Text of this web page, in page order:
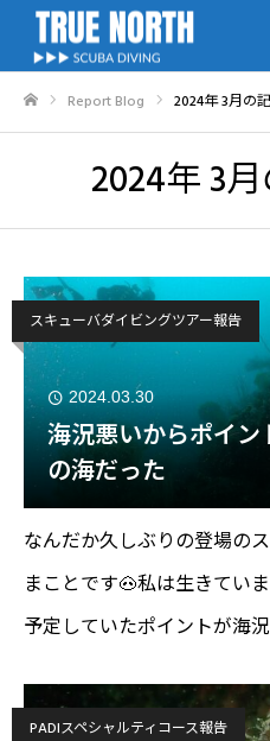
Report Blog 2024年 3月の
2024年 3
スキューバダイビングツアー報告
2024.03.30
海況悪いからポイ
の海だった
なんだか久しぶりの登場の
まことです🐽私は生きてい
予定していたポイントが海
てみると…あれ？波高くな
PADIスペシャルティコース報告